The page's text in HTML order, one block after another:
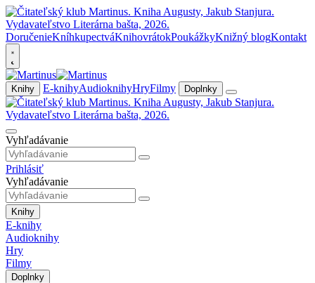
DoručenieKníhkupectváKnihovrátokPoukážkyKnižný blogKontakt
Knihy E-knihyAudioknihyHryFilmy Doplnky
Vyhľadávanie
Prihlásiť
Vyhľadávanie
Knihy
E-knihy
Audioknihy
Hry
Filmy
Doplnky